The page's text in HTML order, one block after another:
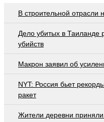
В строительной отрасли
Дело убитых в Таиланде
убийств
Макрон заявил об
NYT: Россия бьет
ракет
Жители деревни приняли